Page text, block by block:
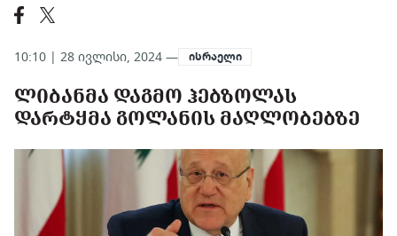
10:10 | 28 ივლისი, 2024 — ისრაელი
ᲚᲘᲑᲐᲜᲛᲐ ᲓᲐᲒᲛᲝ ᲰᲔᲑᲖᲝᲚᲐᲡ
ᲓᲐᲠᲢᲧᲛᲐ ᲒᲝᲚᲐᲜᲘᲡ ᲛᲐᲦᲚᲝᲑᲔᲑᲖᲔ